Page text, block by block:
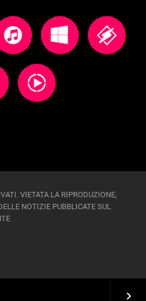
keyboard_arrow_right
VIETATA LA RIPRODUZIONE,
NOTIZIE PUBBLICATE SUL